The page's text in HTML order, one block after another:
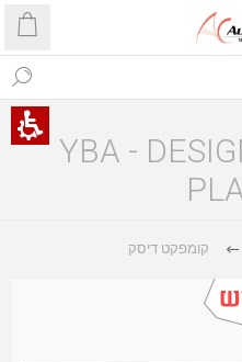
YBA -
קומפקט דיסק